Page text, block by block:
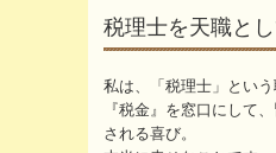
税理士を天職と
私は、「税理士」とい
『税金』を窓口にして
される喜び。